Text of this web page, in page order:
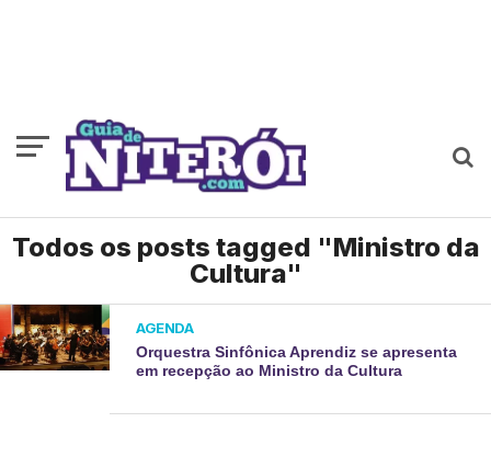
Todos os posts tagged "Ministro da
Cultura"
AGENDA
Orquestra Sinfônica Aprendiz se apresenta
em recepção ao Ministro da Cultura